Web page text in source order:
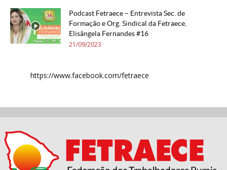
Podcast Fetraece – Entrevista Sec. de
Formação e Org. Sindical da Fetraece,
Elisângela Fernandes #16
21/09/2023
https://www.facebook.com/fetraece